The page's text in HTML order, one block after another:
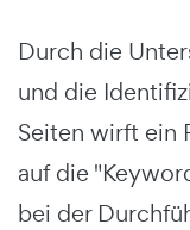
Durch die
und die
Seiten wirft ein
auf die
bei der